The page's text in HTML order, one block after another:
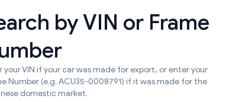
byVIN or Frame
your VIN if your car was made for export, or enter your
Number (e.g. ACU35-0008791) if it was made for the
domestic market.